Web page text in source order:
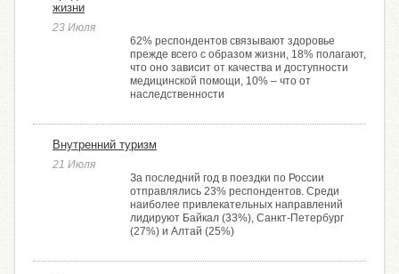
жизни
23 Июля
62% респондентов связывают здоровье
прежде всего с образом жизни, 18% полагают,
что оно зависит от качества и доступности
медицинской помощи, 10% – что от
наследственности
Внутренний туризм
21 Июля
За последний год в поездки по России
отправлялись 23% респондентов. Среди
наиболее привлекательных направлений
лидируют Байкал (33%), Санкт-Петербург
(27%) и Алтай (25%)